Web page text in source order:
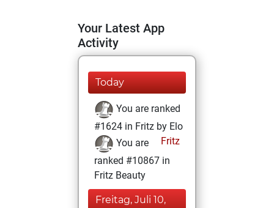
Your Latest App
Activity
Today
You are ranked
#1624 in Fritz by Elo
Fritz
You are
ranked #10867 in
Fritz Beauty
Freitag, Juli 10,